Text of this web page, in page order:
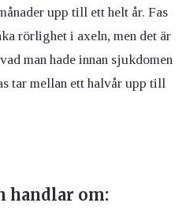
upp till ett helt år. Fas
rörlighet i axeln, men det är
man hade innan sjukdomen
tar mellan ett halvår upp till
handlar om: